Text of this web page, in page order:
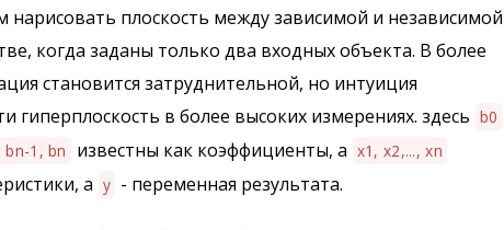
плоскость между зависимой и независимой
когда заданы только два входных объекта. В более
становится затруднительной, но интуиция
гиперплоскость в более высоких измерениях. здесь b0
bn-1, bn известны как коэффициенты, а x1, x2,..., xn
а y - переменная результата.